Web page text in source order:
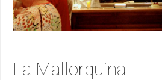
La Mallorquina